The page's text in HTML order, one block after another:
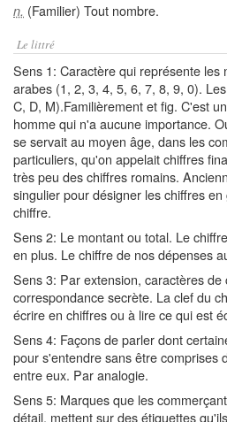
n. (Familier) Tout nombre.
Le littré
Sens 1: Caractère qui représente les
arabes (1, 2, 3, 4, 5, 6, 7, 8, 9, 0).
C, D, M).Familièrement et fig. C'est
homme qui n'a aucune importance.
se servait au moyen âge, dans les
particuliers, qu'on appelait chiffres
très peu des chiffres romains.
singulier pour désigner les chiffres
chiffre.
Sens 2: Le montant ou total. Le
en plus. Le chiffre de nos dépenses
Sens 3: Par extension, caractères
correspondance secrète. La clef du
écrire en chiffres ou à lire ce qui est
Sens 4: Façons de parler dont
pour s'entendre sans être comprises
entre eux. Par analogie.
Sens 5: Marques que les
détail, mettent sur des étiquettes